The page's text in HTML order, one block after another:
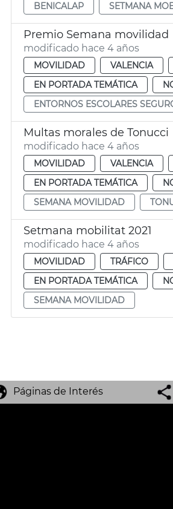
BENICALAP
SETMANA
Premio Semana movilidad
modificado hace 4 años
MOVILIDAD VALENCIA
EN PORTADA TEMÁTICA
ENTORNOS ESCOLARES
Multas morales de Tonucci
modificado hace 4 años
MOVILIDAD VALENCIA
EN PORTADA TEMÁTICA
SEMANA MOVILIDAD
Setmana mobilitat 2021
modificado hace 4 años
MOVILIDAD TRÁFICO
EN PORTADA TEMÁTICA
SEMANA MOVILIDAD
Páginas de Interés